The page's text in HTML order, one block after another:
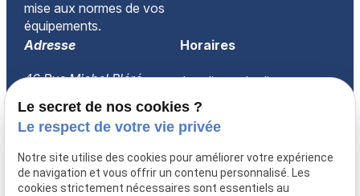
mise aux normes de vos
équipements.
Adresse
46 Rue Michel Bléré
60260 LAMORLAYE
Horaires
Lundi-vendredi
08:30-18:00
Accueil
Qui sommes-nous ?
Prestations
Le secret de nos cookies ?
Le respect de votre vie privée
Notre site utilise des cookies pour améliorer votre expérience
de navigation et vous offrir un contenu personnalisé. Les
cookies strictement nécessaires sont essentiels au